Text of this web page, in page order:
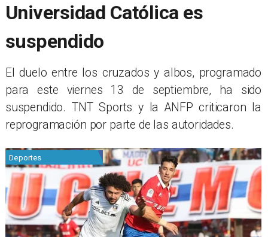
Universidad Católica es
suspendido
​El duelo entre los cruzados y albos, programado
para este viernes 13 de septiembre, ha sido
suspendido. TNT Sports y la ANFP criticaron la
reprogramación por parte de las autoridades.
Deportes